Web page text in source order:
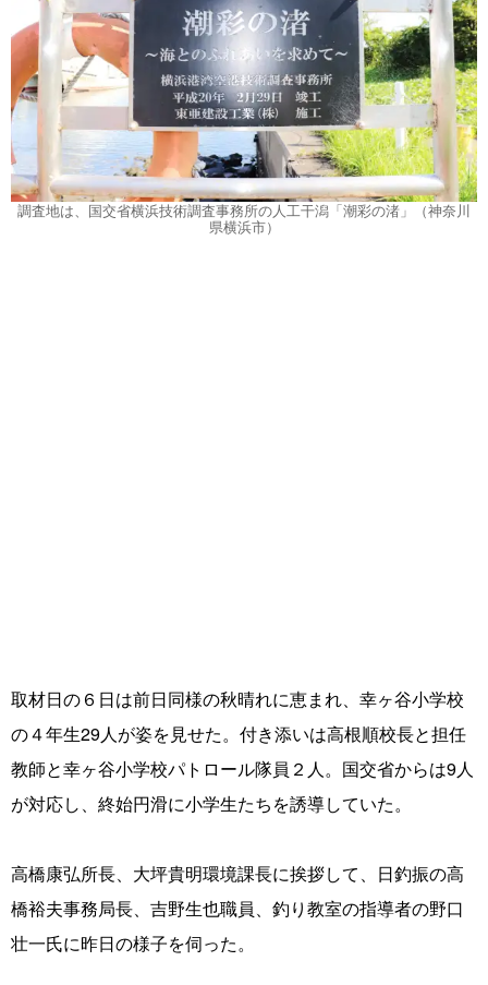
調査地は、国交省横浜技術調査事務所の人工干潟「潮彩の渚」（神奈川
県横浜市）
取材日の６日は前日同様の秋晴れに恵まれ、幸ヶ谷小学校
の４年生29人が姿を見せた。付き添いは高根順校長と担任
教師と幸ヶ谷小学校パトロール隊員２人。国交省からは9人
が対応し、終始円滑に小学生たちを誘導していた。
高橋康弘所長、大坪貴明環境課長に挨拶して、日釣振の高
橋裕夫事務局長、吉野生也職員、釣り教室の指導者の野口
壮一氏に昨日の様子を伺った。